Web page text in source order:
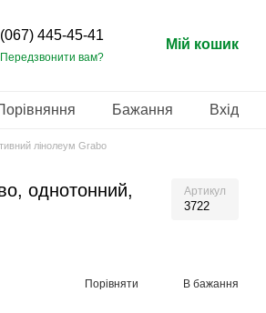
(067) 445-45-41
Передзвонити вам?
Мій кошик
Бажання Вхід
лінолеум Grabo
однотонний,
Артикул
3722
Порівняти В бажання